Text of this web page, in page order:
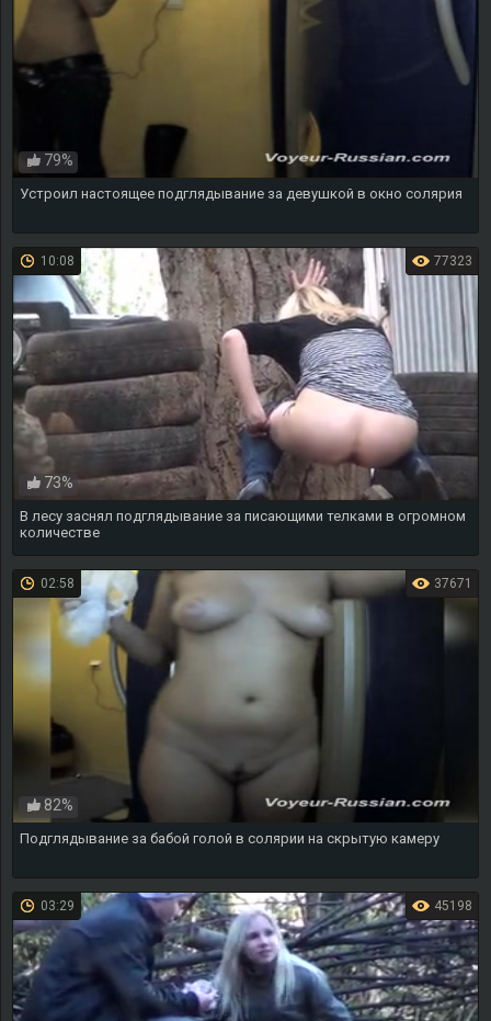
79%
Устроил настоящее подглядывание за девушкой в окно солярия
77323
10:08
73%
В лесу заснял подглядывание за писающими телками в огромном
количестве
37671
02:58
82%
Подглядывание за бабой голой в солярии на скрытую камеру
45198
03:29